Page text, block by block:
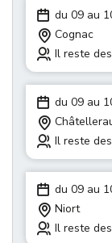
du 09 au
Cognac
Il reste
du 09 au
Il reste
du 09 au
Niort
Il reste